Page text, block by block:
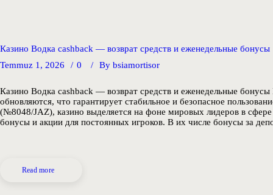
Казино Водка cashback — возврат средств и еженедельные бонусы
Temmuz 1, 2026
0 By bsiamortisor
Казино Водка cashback — возврат средств и еженедельные
обновляются, что гарантирует стабильное и безопасное
(№8048/JAZ), казино выделяется на фоне мировых лидеров в
бонусы и акции для постоянных игроков. В их числе бонусы за
Read more